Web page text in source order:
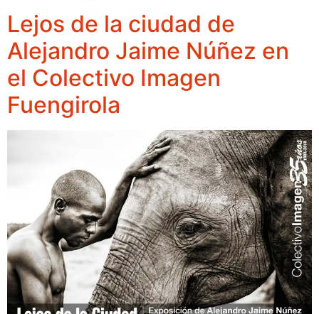
Lejos de la ciudad de
Alejandro Jaime Núñez en
el Colectivo Imagen
Fuengirola